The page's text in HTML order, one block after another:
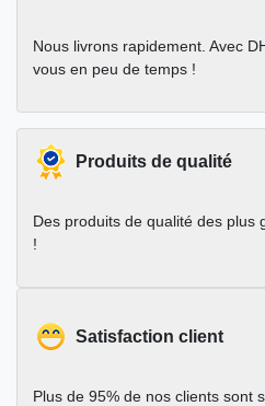
Nous livrons rapidement. Avec
vous en peu de temps !
Produits de qualité
Des produits de qualité des plus
!
Satisfaction client
Plus de 95% de nos clients sont